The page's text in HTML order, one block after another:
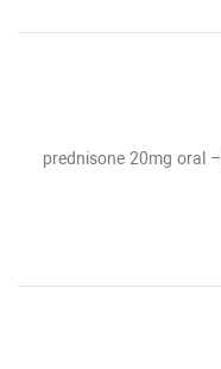
prednisone 20mg oral –